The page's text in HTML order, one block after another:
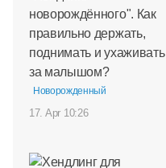
новорождённого". Как
правильно держать,
поднимать и ухаживать
за малышом?
Новорожденный
17. Apr 10:26